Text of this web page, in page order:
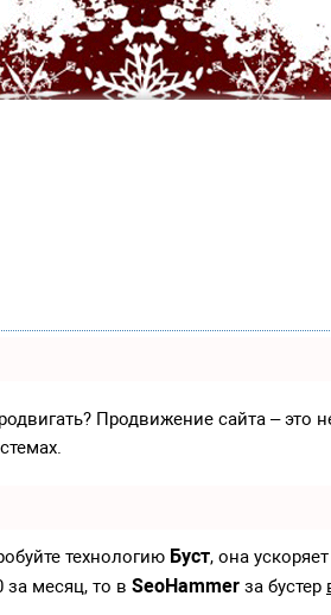
Продвижение сайта –
технологию Буст, она
за месяц, то в SeoHammer за бустер